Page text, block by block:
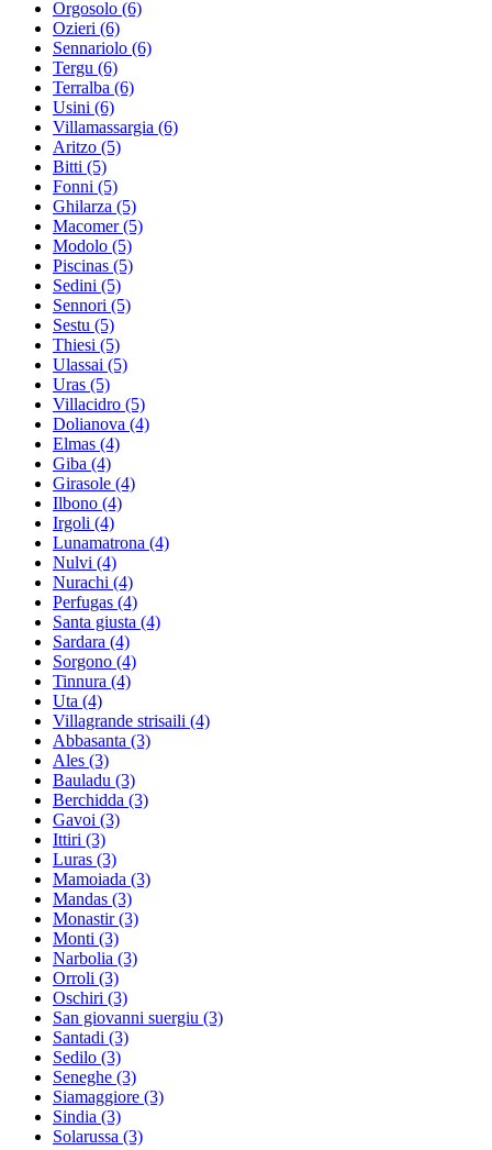
Orgosolo (6)
Ozieri (6)
Sennariolo (6)
Tergu (6)
Terralba (6)
Usini (6)
Villamassargia (6)
Aritzo (5)
Bitti (5)
Fonni (5)
Ghilarza (5)
Macomer(5)
Modolo (5)
Piscinas (5)
Sedini (5)
Sennori (5)
Sestu (5)
Thiesi (5)
Ulassai (5)
Uras (5)
Villacidro (5)
Dolianova (4)
Elmas (4)
Giba (4)
Girasole (4)
Ilbono (4)
Irgoli (4)
Lunamatrona (4)
Nulvi (4)
Nurachi (4)
Perfugas (4)
Santa giusta (4)
Sardara (4)
Sorgono (4)
Tinnura (4)
Uta (4)
Villagrande strisaili (4)
Abbasanta (3)
Ales (3)
Bauladu (3)
Berchidda (3)
Gavoi (3)
Ittiri (3)
Luras (3)
Mamoiada (3)
Mandas (3)
Monastir(3)
Monti (3)
Narbolia (3)
Orroli (3)
Oschiri (3)
San giovanni suergiu (3)
Santadi (3)
Sedilo (3)
Seneghe (3)
Siamaggiore (3)
Sindia (3)
Solarussa (3)